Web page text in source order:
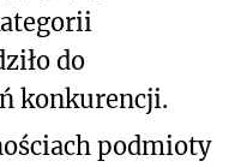
do
konkurencji.
podmioty